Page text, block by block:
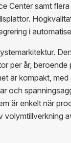
Center samt
i
per år, beroende
är kompakt,
och
är enkelt när